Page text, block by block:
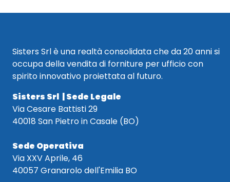
Sisters Srl è una realtà consolidata che da 20 anni si
occupa della vendita di forniture per ufficio con
spirito innovativo proiettata al futuro.
Sisters Srl | Sede Legale
Via Cesare Battisti 29
40018 San Pietro in Casale (BO)
Sede Operativa
Via XXV Aprile, 46
40057 Granarolo dell'Emilia BO